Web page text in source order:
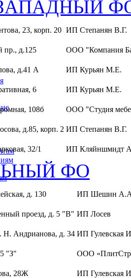
23, корп. 20 ИП Степанян В.Г.
пр., д.125 ООО "Компания
д.41 А ИП Курьян М.Е.
6 ИП Курьян М.Е.
108б ООО "Студия
д.85, корп. 2 ИП Степанян В.Г.
32/1 ИП Кляйншмидт
ФО
д. 130 ИП Шешин
проезд, д. 5 "В" ИП Лосев
Н. Андрианова, д. 34 ИП Гулевская
"З" ООО
28Ж
ИП Гулевская